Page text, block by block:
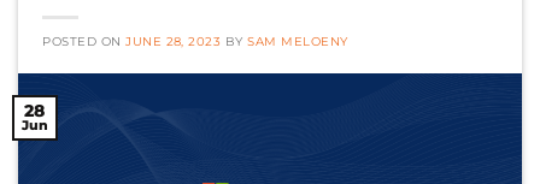
POSTED ONJUNE 28, 2023 BYSAM MELOENY
28
Jun